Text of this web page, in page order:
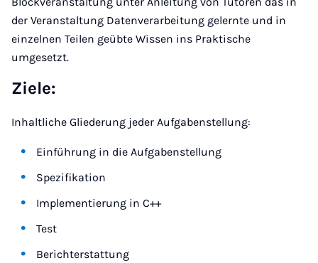
der Veranstaltung Datenverarbeitung gelernte und in
einzelnen Teilen geübte Wissen ins Praktische
umgesetzt.
Ziele:
Inhaltliche Gliederung jeder Aufgabenstellung:
Einführung in die Aufgabenstellung
Spezifikation
Implementierung in C++
Test
Berichterstattung